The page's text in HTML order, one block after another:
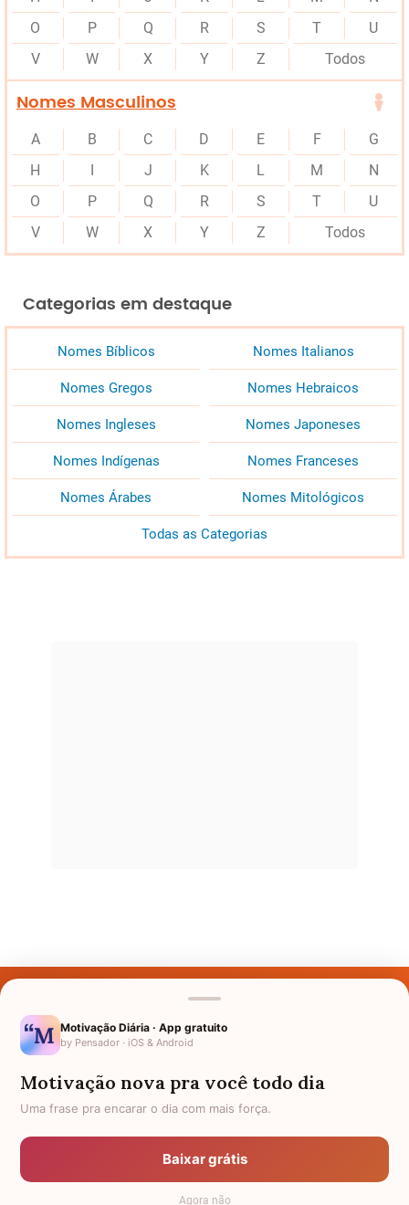
O
P Q R S T
U
V
W X Y Z Todos
Nomes Masculinos
A B C D E F
G
H
J K L M
N
O
P Q R S T
U
V
W X Y Z Todos
Categorias em destaque
Nomes Bíblicos Nomes Italianos
Nomes Gregos Nomes Hebraicos
Nomes Ingleses Nomes Japoneses
Nomes Indígenas Nomes Franceses
Nomes Árabes Nomes Mitológicos
Todas as Categorias
Nomes pelo Mundo
Política de Privacidade
Anuncie
Motivação Diária · App gratuito
by Pensador · iOS & Android
Motivação nova pra você todo dia
Uma frase pra encarar o dia com mais força.
Baixar grátis
Agora não